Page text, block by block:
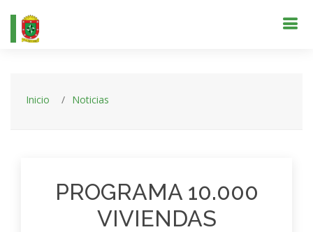
Inicio Noticias
PROGRAMA 10.000
VIVIENDAS